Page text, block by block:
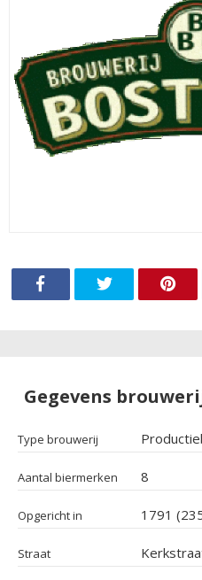
Gegevens
Type brouwerij
Aantal biermerken 8
Opgericht in 1791
Straat